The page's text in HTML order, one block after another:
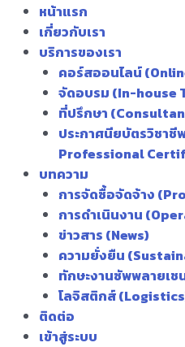
หน้าแรก
เกี่ยวกับเรา
บริการของเรา
คอร์สออนไลน์
จัดอบรม (In-house
ที่ปรึกษา
ประกาศนียบัตรวิชา
Professional
บทความ
การจัดซื้อจัดจ้าง
การดำเนินงาน
ข่าวสาร (News)
ความยั่งยืน
ทักษะงานซัพพลายเ
โลจิสติกส์
ติดต่อ
เข้าสู่ระบบ